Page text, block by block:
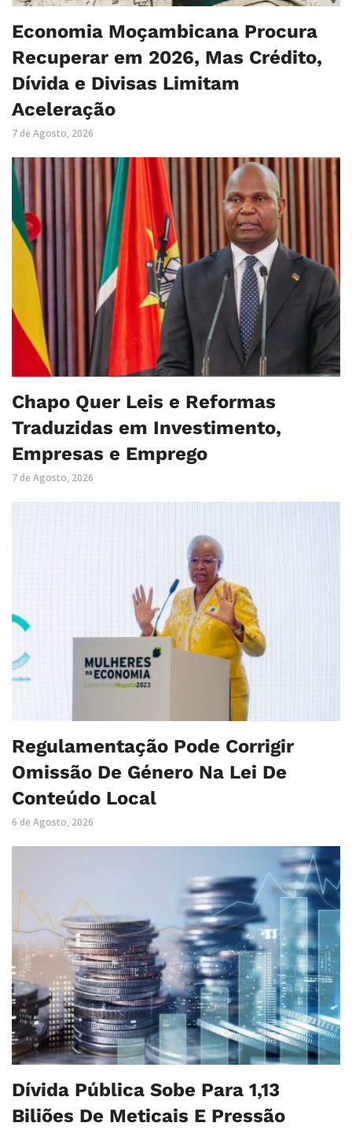
Economia Moçambicana Procura
Recuperar em 2026, Mas Crédito,
Dívida e Divisas Limitam
Aceleração
7 de Agosto, 2026
Chapo Quer Leis e Reformas
Traduzidas em Investimento,
Empresas e Emprego
7 de Agosto, 2026
Regulamentação Pode Corrigir
Omissão De Género Na Lei De
Conteúdo Local
6 de Agosto, 2026
Dívida Pública Sobe Para 1,13
Biliões De Meticais E Pressão